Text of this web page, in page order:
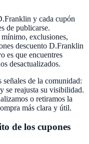
y cada cupón
de publicarse.
exclusiones,
descuento D.Franklin
es que encuentres
desactualizados.
de la comunidad:
se reajusta su visibilidad.
o retiramos la
más clara y útil.
de los cupones